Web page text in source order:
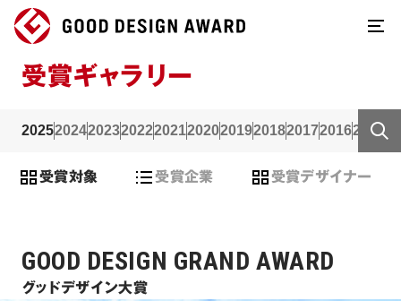
受賞ギャラリー
20252024202320222021202020192018201720162015
受賞対象 受賞企業 受賞デザイナー
GOOD DESIGN GRAND AWARD
グッドデザイン大賞